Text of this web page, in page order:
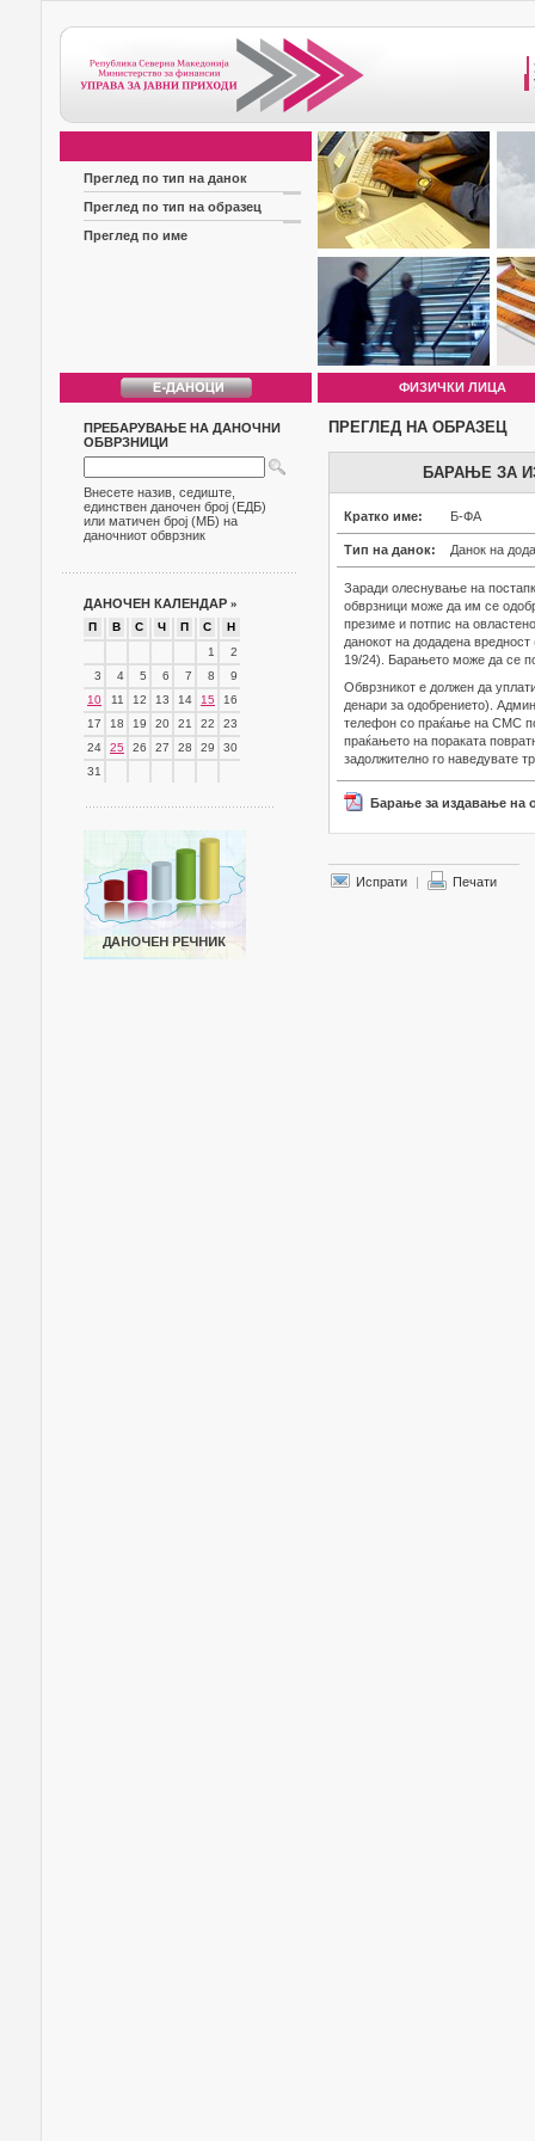
Преглед по тип на данок
Преглед по тип на образец
Преглед по име
ФИЗИЧКИ ЛИЦА
ПРЕБАРУВАЊЕ НА ДАНОЧНИ
ОБВРЗНИЦИ
Внесете назив, седиште,
единствен даночен број (ЕДБ)
или матичен број (МБ) на
даночниот обврзник
ДАНОЧЕН КАЛЕНДАР »
П В С Ч П С
Н
1
2
3
4 5 6 7 8
9
10
11 12 13 14 15
16
17
18 19 20 21 22
23
24
25 26 27 28 29
30
31
ПРЕГЛЕД НА ОБРАЗЕЦ
БАРАЊЕ ЗА
Кратко име: Б-ФА
Тип на данок: Данок на
Заради олеснување на
обврзници може да им се
презиме и потпис на
данокот на додадена
19/24). Барањето може да се
Обврзникот е должен да
денари за одобрението).
телефон со праќање на СМС
праќањето на пораката
задолжително го наведувате
Барање за издавање на
Испрати | Печати